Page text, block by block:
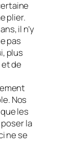
plier.
il n’y
pas
plus
de
Nos
les
la
ne se